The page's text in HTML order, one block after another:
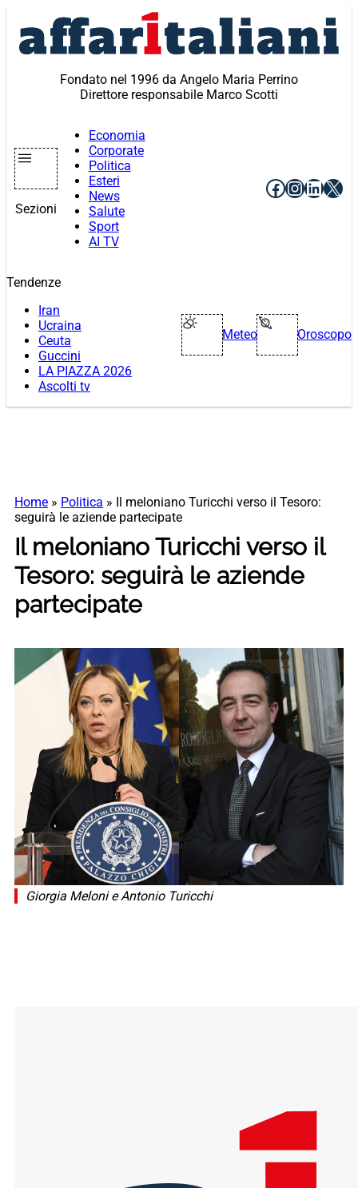
contenuto
Fondato nel 1996 da Angelo Maria Perrino
Direttore responsabile Marco Scotti
Sezioni
Economia
Corporate
Politica
Esteri
News
Salute
Sport
AI TV
Facebook
X
Tendenze
Iran
Ucraina
Ceuta
Guccini
LA PIAZZA 2026
Ascolti tv
Meteo Oroscopo
Home » Politica »
Il meloniano Turicchi verso il Tesoro:
seguirà le aziende partecipate
Il meloniano Turicchi verso il
Tesoro: seguirà le aziende
partecipate
Giorgia Meloni e Antonio Turicchi